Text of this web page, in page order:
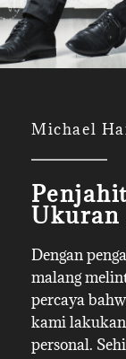
Michael
Ukuran
Dengan
malang
percaya
kami lakukan
personal.